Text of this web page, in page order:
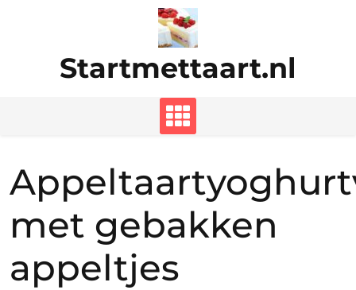
Startmettaart.nl
met gebakken
appeltjes